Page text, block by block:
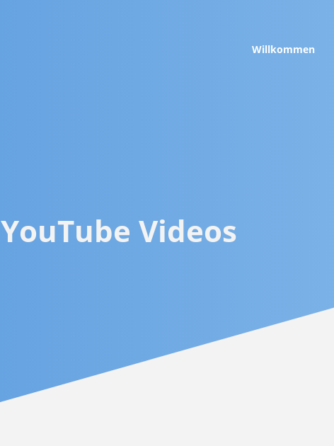
Willkommen
YouTube Videos